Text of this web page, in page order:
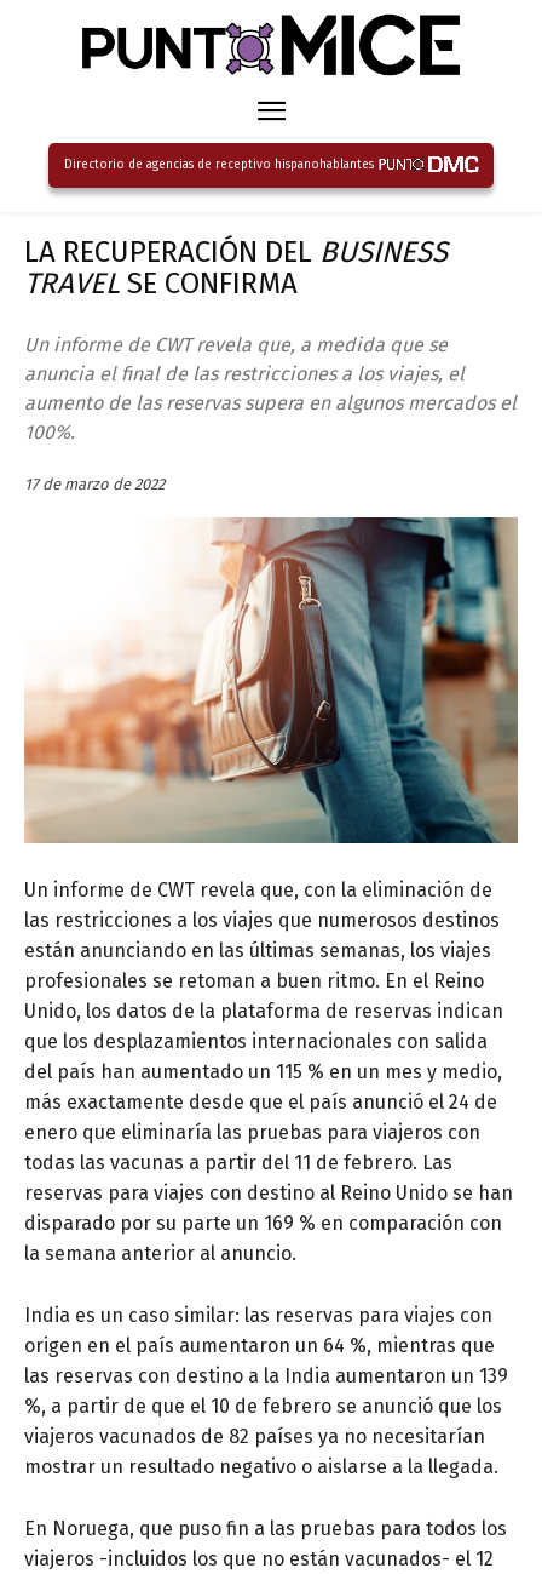
Directorio de agencias de receptivo hispanohablantes
LA RECUPERACIÓN DEL BUSINESS
TRAVEL SE CONFIRMA
Un informe de CWT revela que, a medida que se
anuncia el final de las restricciones a los viajes, el
aumento de las reservas supera en algunos mercados el
100%.
17 de marzo de 2022
Un informe de CWT revela que, con la eliminación de
las restricciones a los viajes que numerosos destinos
están anunciando en las últimas semanas, los viajes
profesionales se retoman a buen ritmo. En el Reino
Unido, los datos de la plataforma de reservas indican
que los desplazamientos internacionales con salida
del país han aumentado un 115 % en un mes y medio,
más exactamente desde que el país anunció el 24 de
enero que eliminaría las pruebas para viajeros con
todas las vacunas a partir del 11 de febrero. Las
reservas para viajes con destino al Reino Unido se han
disparado por su parte un 169 % en comparación con
la semana anterior al anuncio.
India es un caso similar: las reservas para viajes con
origen en el país aumentaron un 64 %, mientras que
las reservas con destino a la India aumentaron un 139
%, a partir de que el 10 de febrero se anunció que los
viajeros vacunados de 82 países ya no necesitarían
mostrar un resultado negativo o aislarse a la llegada.
En Noruega, que puso fin a las pruebas para todos los
viajeros -incluidos los que no están vacunados- el 12